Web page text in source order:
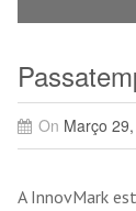
On Março
A InnovMark